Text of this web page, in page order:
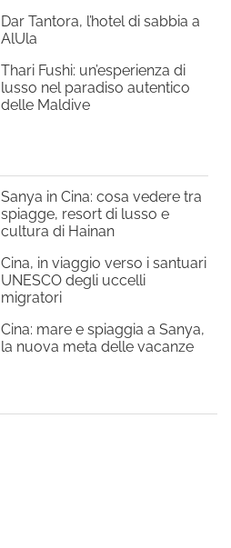
Dar Tantora, l’hotel di sabbia a
AlUla
Thari Fushi: un’esperienza di
lusso nel paradiso autentico
delle Maldive
Sanya in Cina: cosa vedere tra
spiagge, resort di lusso e
cultura di Hainan
Cina, in viaggio verso i santuari
UNESCO degli uccelli
migratori
Cina: mare e spiaggia a Sanya,
la nuova meta delle vacanze